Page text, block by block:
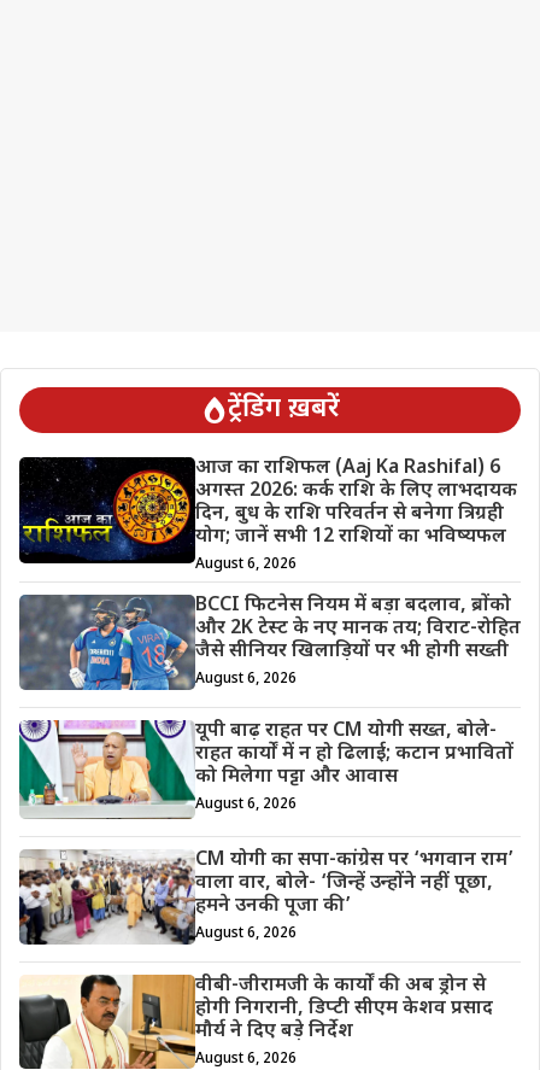
ट्रेंडिंग ख़बरें
आज का राशिफल (Aaj Ka Rashifal) 6
अगस्त 2026: कर्क राशि के लिए लाभदायक
दिन, बुध के राशि परिवर्तन से बनेगा त्रिग्रही
योग; जानें सभी 12 राशियों का भविष्यफल
August 6, 2026
BCCI फिटनेस नियम में बड़ा बदलाव, ब्रोंको
और 2K टेस्ट के नए मानक तय; विराट-रोहित
जैसे सीनियर खिलाड़ियों पर भी होगी सख्ती
August 6, 2026
यूपी बाढ़ राहत पर CM योगी सख्त, बोले-
राहत कार्यों में न हो ढिलाई; कटान प्रभावितों
को मिलेगा पट्टा और आवास
August 6, 2026
CM योगी का सपा-कांग्रेस पर ‘भगवान राम’
वाला वार, बोले- ‘जिन्हें उन्होंने नहीं पूछा,
हमने उनकी पूजा की’
August 6, 2026
वीबी-जीरामजी के कार्यों की अब ड्रोन से
होगी निगरानी, डिप्टी सीएम केशव प्रसाद
मौर्य ने दिए बड़े निर्देश
August 6, 2026